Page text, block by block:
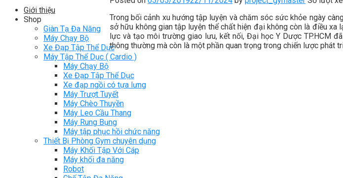
Giới thiệu
Shop
Giàn Tạ Đa Năng
Máy Chạy Bộ
Xe Đạp Tập Thể Dục
Máy Tập Thể Dục ( Cardio )
Máy Chạy Bộ
Xe Đạp Tập Thể Dục
Xe đạp ngồi có tựa lưng
Máy Trượt Tuyết
Máy Chèo Thuyền
Máy Leo Cầu Thang
Máy Rung Bụng
Máy tập phục hồi chức năng
Thiết Bị Phòng Gym chuyên dụng
Máy Khối Tập Với Cáp
Máy khối đa năng
Robot
Trong bối cảnh xu hướng tập luyện và chăm sóc sức khỏe ngày
sở hữu không gian tập luyện thể chất hiện đại không còn là điều
lực và tạo môi trường giao lưu, kết nối, Đại học Y Dược TP.HCM
thông thường mà còn là một phần quan trọng trong chiến lược phát